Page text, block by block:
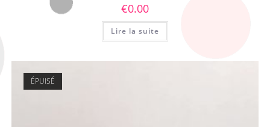
€0.00
Lire la suite
ÉPUISÉ